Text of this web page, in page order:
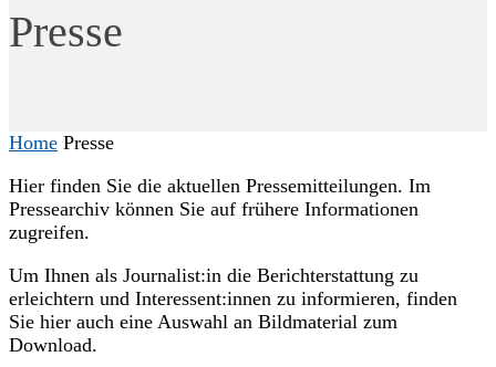
Presse
Home Presse
Hier finden Sie die aktuellen Pressemitteilungen. Im
Pressearchiv können Sie auf frühere Informationen
zugreifen.
Um Ihnen als Journalist:in die Berichterstattung zu
erleichtern und Interessent:innen zu informieren, finden
Sie hier auch eine Auswahl an Bildmaterial zum
Download.